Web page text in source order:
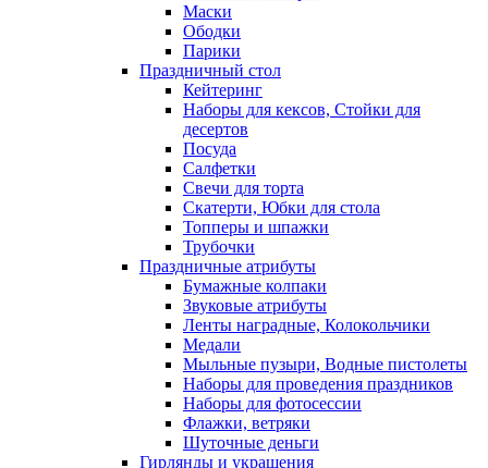
Маски
Ободки
Парики
Праздничный стол
Кейтеринг
Наборы для кексов, Стойки для
десертов
Посуда
Салфетки
Свечи для торта
Скатерти, Юбки для стола
Топперы и шпажки
Трубочки
Праздничные атрибуты
Бумажные колпаки
Звуковые атрибуты
Ленты наградные, Колокольчики
Медали
Мыльные пузыри, Водные пистолеты
Наборы для проведения праздников
Наборы для фотосессии
Флажки, ветряки
Шуточные деньги
Гирлянды и украшения